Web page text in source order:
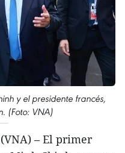
y el presidente francés,
(Foto: VNA)
– El primer